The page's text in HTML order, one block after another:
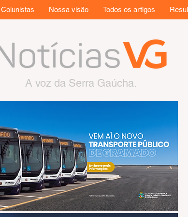
Colunistas Nossa visão Todos os artigos
A voz da Serra Gaúcha.